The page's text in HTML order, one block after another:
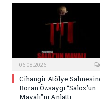
06.08.2026
Cihangir Atölye
Boran Özsaygı “Saloz’un
Mavalı”nı Anlattı